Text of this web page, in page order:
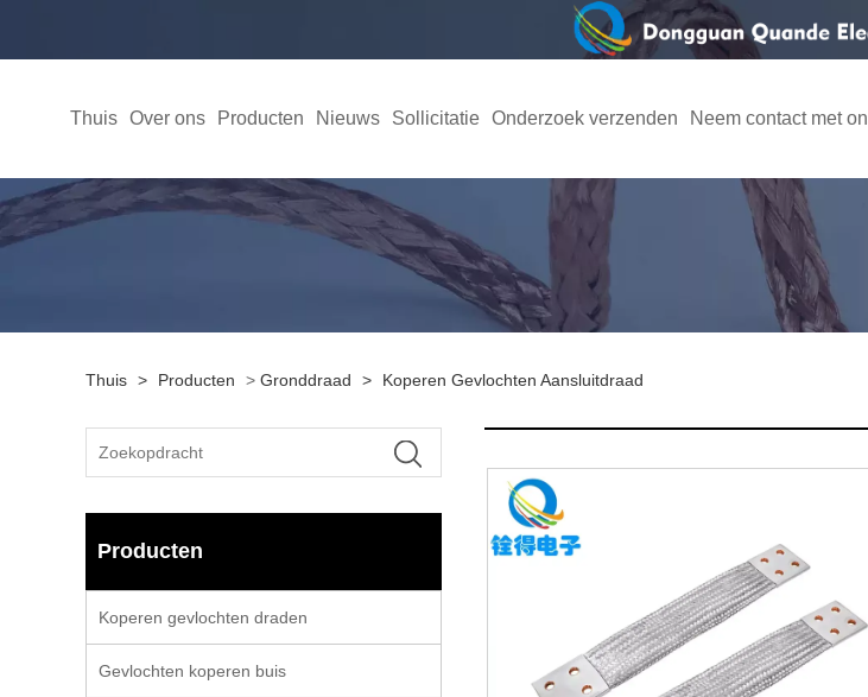
Thuis Over ons Producten Nieuws Sollicitatie Onderzoek verzenden Neem contact met
Thuis > Producten > Gronddraad > Koperen Gevlochten Aansluitdraad
Producten
Koperen gevlochten draden
Gevlochten koperen buis